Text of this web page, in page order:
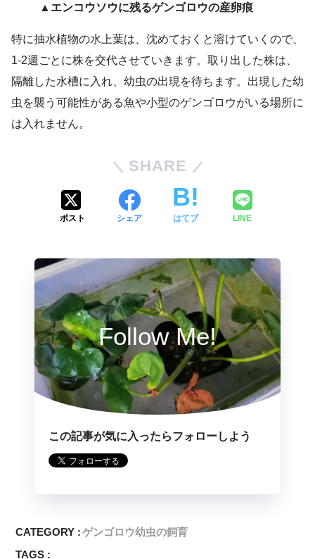
▲エンコウソウに残るゲンゴロウの産卵痕
特に抽水植物の水上葉は、沈めておくと溶けていくので、
1-2週ごとに株を交代させていきます。取り出した株は、
隔離した水槽に入れ、幼虫の出現を待ちます。出現した幼
虫を襲う可能性がある魚や小型のゲンゴロウがいる場所に
は入れません。
SHARE
ポスト シェア はてブ LINE
Follow Me!
この記事が気に入ったらフォローしよう
CATEGORY :ゲンゴロウ幼虫の飼育
TAGS :